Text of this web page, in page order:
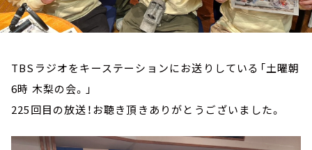
TBSラジオをキーステーションにお送りしている「土曜朝
6時 木梨の会。」
225回目の放送！お聴き頂きありがとうございました。